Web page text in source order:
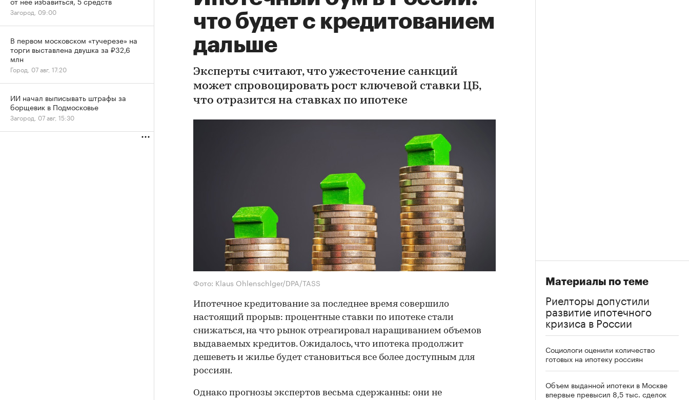
что будет с кредитованием
дальше
Эксперты считают, что ужесточение санкций
может спровоцировать рост ключевой ставки ЦБ,
что отразится на ставках по ипотеке
Фото: Klaus Ohlenschlger/DPA/TASS
Ипотечное кредитование за последнее время совершило
настоящий прорыв: процентные ставки по ипотеке стали
снижаться, на что рынок отреагировал наращиванием объемов
выдаваемых кредитов. Ожидалось, что ипотека продолжит
дешеветь и жилье будет становиться все более доступным для
россиян.
Однако прогнозы экспертов весьма сдержанны: они не
Материалы по теме
Риелторы допустили
развитие ипотечного
кризиса в России
Социологи оценили количество
готовых на ипотеку россиян
Объем выданной ипотеки в Москве
впервые превысил 8,5 тыс. сделок
Загород, 09:00
В первом московском «тучерезе» на
торги выставлена двушка за ₽32,6
млн
Город, 07 авг, 17:20
ИИ начал выписывать штрафы за
борщевик в Подмосковье
Загород, 07 авг, 15:30